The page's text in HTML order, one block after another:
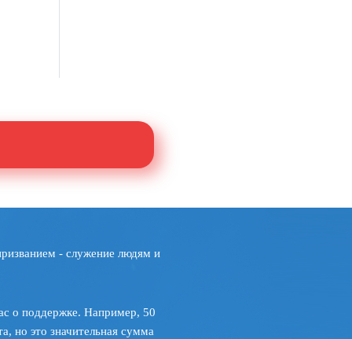
- служение людям и
о поддержке. Например, 50
но это значительная сумма